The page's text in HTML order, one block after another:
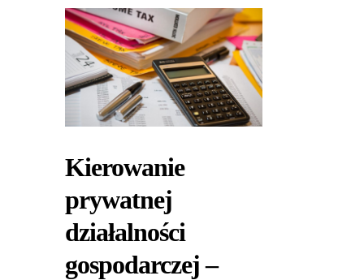
Kierowanie
prywatnej
działalności
gospodarczej –